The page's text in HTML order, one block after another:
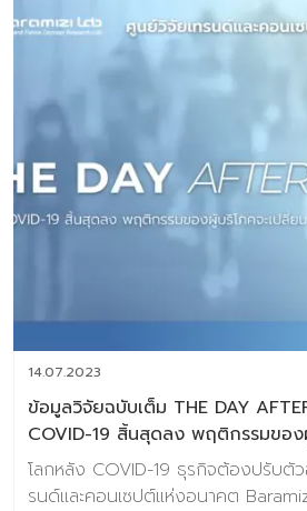
เข้าใจผู้บริโภคยุคใหม่ = คว้าโอกาสให
มนุษย์ “อยู่เพื่อกิน” มากกว่าที่เคยธุร
อยู่แค่ “อร่อย” แต่ต้องเข้าใจลึกถึง “พ
ต้องการ–ความคาดหวัง” ที่เปลี่ยนแป
Tips Academy ร่วมกับ Baramizi
ไซต์ผู้บริโภคยุคใหม่ในรูปแบบ eBook
ที่ออกแบบมาเพื่อตอบคำถามสำคัญของ
และวันข้างหน้า: ผู้บริโภคไทยในแต่ละ
อย่างไร? พฤติกรรมการกินและซื้ออาหา
อะไรคือ “นักกินสายพันธุ์ใหม่” ที่ธุรกิจอ
อาหารกับโอกาสในชีวิตประจำวันของคน
14.07.2023
ข้อมูลวิจัยฉบับเต็ม THE DAY
COVID-19 สิ้นสุดลง พฤติกรรมของ
เปลี่ยนแปลงไปอย่างไร? (Full
โลกหลัง COVID-19 ธุรกิจต้องปรับตั
รนด์และคอนเซปต์แห่งอนาคต